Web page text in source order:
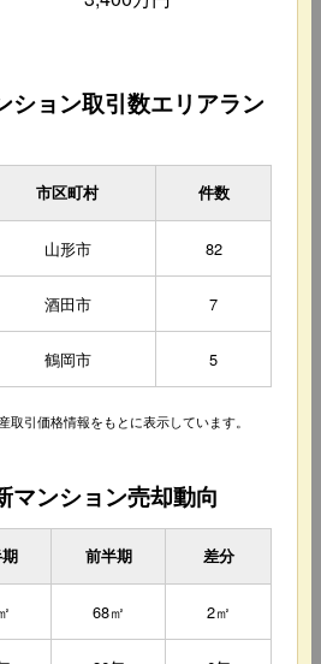
ション取引数エリアラン
市区町村 件数
山形市 82
酒田市 7
鶴岡市 5
引価格情報をもとに表示しています。
マンション売却動向
前半期 差分
68㎡ 2㎡